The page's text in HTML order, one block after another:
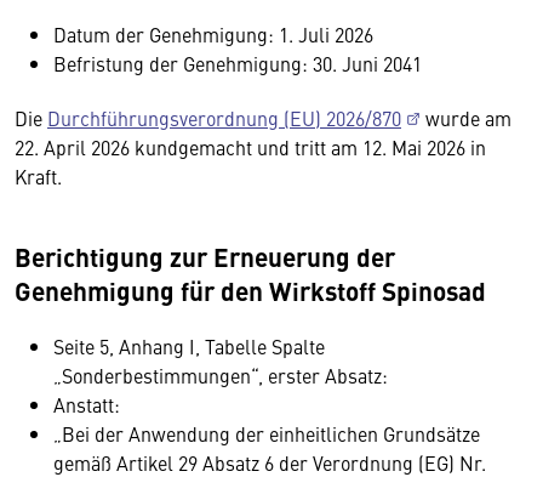
Datum der Genehmigung: 1. Juli 2026
Befristung der Genehmigung: 30. Juni 2041
Die Durchführungsverordnung (EU) 2026/870
wurde am
22. April 2026 kundgemacht und tritt am 12. Mai 2026 in
Kraft.
Berichtigung zur Erneuerung der
Genehmigung für den Wirkstoff Spinosad
Seite 5, Anhang I, Tabelle Spalte
„Sonderbestimmungen“, erster Absatz:
Anstatt:
„Bei der Anwendung der einheitlichen Grundsätze
gemäß Artikel 29 Absatz 6 der Verordnung (EG) Nr.